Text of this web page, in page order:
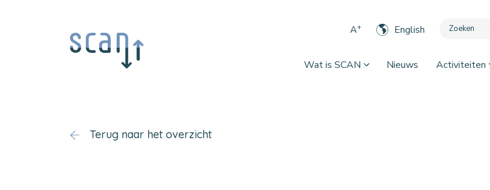
A+ English
Wat is SCAN Nieuws Activiteiten
Terug naar het overzicht